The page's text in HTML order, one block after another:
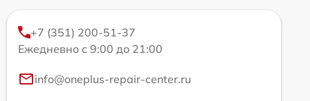
+7 (351) 200-51-37
Ежедневно с 9:00 до 21:00
info@oneplus-repair-center.ru